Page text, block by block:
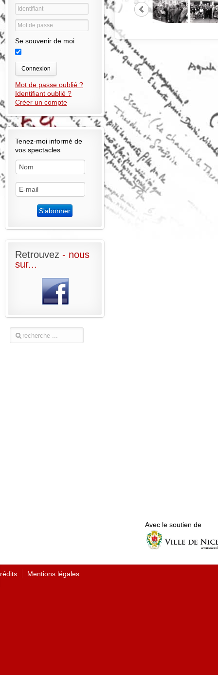
Se souvenir de moi
Connexion
Mot de passe oublié ?
Identifiant oublié ?
Créer un compte
Tenez-moi informé de
vos spectacles
Retrouvez - nous
sur...
Avec le soutien de
Mentions légales